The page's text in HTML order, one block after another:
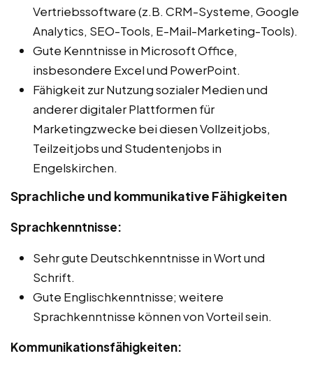
Vertriebssoftware (z.B. CRM-Systeme, Google
Analytics, SEO-Tools, E-Mail-Marketing-Tools).
Gute Kenntnisse in Microsoft Office,
insbesondere Excel und PowerPoint.
Fähigkeit zur Nutzung sozialer Medien und
anderer digitaler Plattformen für
Marketingzwecke bei diesen Vollzeitjobs,
Teilzeitjobs und Studentenjobs in
Engelskirchen.
Sprachliche und kommunikative Fähigkeiten
Sprachkenntnisse:
Sehr gute Deutschkenntnisse in Wort und
Schrift.
Gute Englischkenntnisse; weitere
Sprachkenntnisse können von Vorteil sein.
Kommunikationsfähigkeiten: